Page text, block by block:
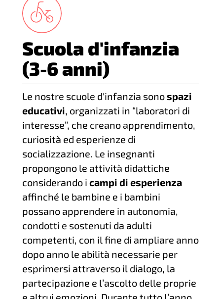
Scuola d'infanzia
(3-6 anni)
Le nostre scuole d'infanzia sonospazi
educativi, organizzati in “laboratori di
interesse”, che creano apprendimento,
curiosità ed esperienze di
socializzazione. Le insegnanti
propongono le attività didattiche
considerando i campi di esperienza
affinché le bambine e i bambini
possano apprendere in autonomia,
condotti e sostenuti da adulti
competenti, con il fine di ampliare anno
dopo anno le abilità necessarie per
esprimersi attraverso il dialogo, la
partecipazione e l’ascolto delle proprie